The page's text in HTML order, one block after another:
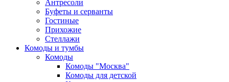
Антресоли
Буфеты и серванты
Гостиные
Прихожие
Стеллажи
Комоды и тумбы
Комоды
Комоды "Москва"
Комоды для детской